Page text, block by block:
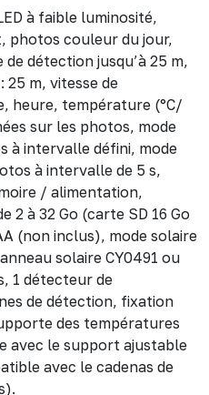
à faible luminosité,
photos couleur du jour,
détection jusqu’à 25 m,
m, vitesse de
heure, température (°C/
sur les photos, mode
à intervalle défini, mode
à intervalle de 5 s,
/ alimentation,
2 à 32 Go (carte SD 16 Go
(non inclus), mode solaire
solaire CY0491 ou
1 détecteur de
de détection, fixation
des températures
avec le support ajustable
avec le cadenas de